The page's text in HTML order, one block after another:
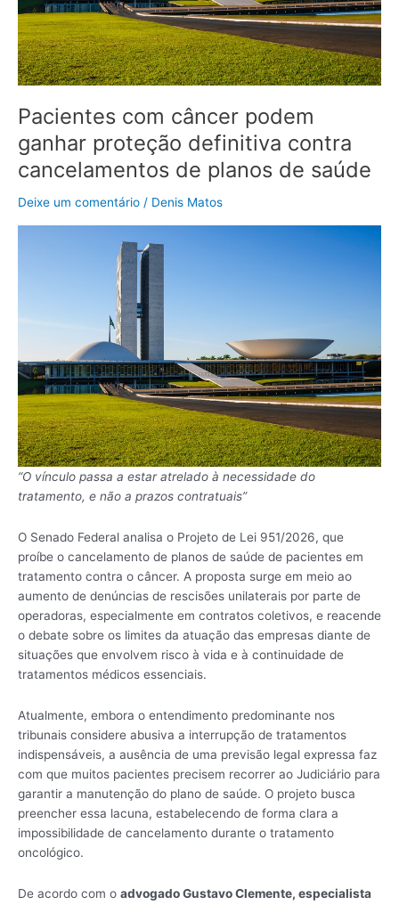
Pacientes com câncer podem
ganhar proteção definitiva contra
cancelamentos de planos de saúde
Deixe um comentário / Denis Matos
“O vínculo passa a estar atrelado à necessidade do
tratamento, e não a prazos contratuais”
O Senado Federal analisa o Projeto de Lei 951/2026, que
proíbe o cancelamento de planos de saúde de pacientes em
tratamento contra o câncer. A proposta surge em meio ao
aumento de denúncias de rescisões unilaterais por parte de
operadoras, especialmente em contratos coletivos, e reacende
o debate sobre os limites da atuação das empresas diante de
situações que envolvem risco à vida e à continuidade de
tratamentos médicos essenciais.
Atualmente, embora o entendimento predominante nos
tribunais considere abusiva a interrupção de tratamentos
indispensáveis, a ausência de uma previsão legal expressa faz
com que muitos pacientes precisem recorrer ao Judiciário para
garantir a manutenção do plano de saúde. O projeto busca
preencher essa lacuna, estabelecendo de forma clara a
impossibilidade de cancelamento durante o tratamento
oncológico.
De acordo com o advogado Gustavo Clemente, especialista
cancelamentos
de
planos
de
saúde